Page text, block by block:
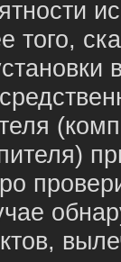
того,